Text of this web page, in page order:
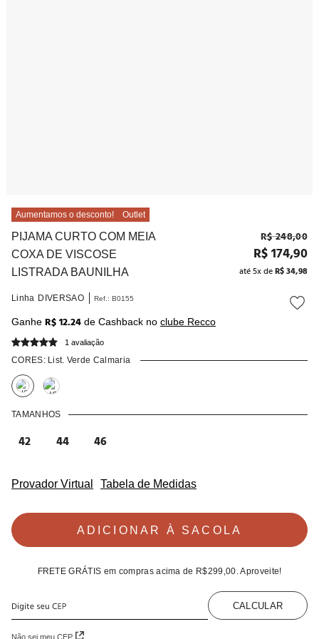
Aumentamos o desconto! Outlet
PIJAMA CURTO COM MEIA
COXA DE VISCOSE
LISTRADA BAUNILHA
R$248,00
R$174,90
até5x deR$34,98
Linha DIVERSAO Ref. : B0155
Ganhe R$ 12.24 de Cashback no clube Recco
1 avaliação
CORES: List. Verde Calmaria
TAMANHOS
42 44 46
Provador Virtual Tabela de Medidas
ADICIONAR À SACOLA
FRETE GRÁTIS em compras acima de R$299,00. Aproveite!
Não sei meu CEP
CALCULAR